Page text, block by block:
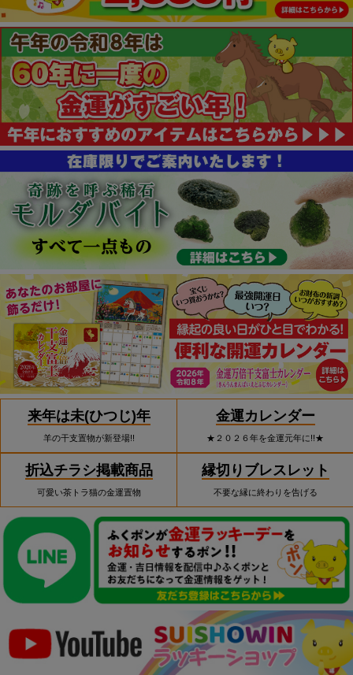
来年は未(ひつじ)年
羊の干支置物が新登場!!
金運カレンダー
★２０２６年を金運元年に!!★
折込チラシ掲載商品
可愛い茶トラ猫の金運置物
縁切りブレスレット
不要な縁に終わりを告げる